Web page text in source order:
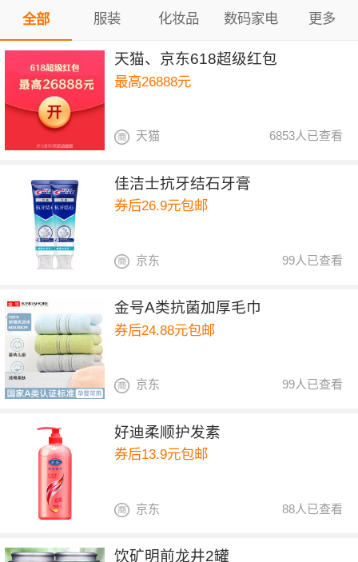
全部 服装 化妆品 数码家电 更多
天猫、京东618超级红包
最高26888元
6853人已查看
天猫
佳洁士抗牙结石牙膏
券后26.9元包邮
99人已查看
京东
金号A类抗菌加厚毛巾
券后24.88元包邮
99人已查看
京东
好迪柔顺护发素
券后13.9元包邮
88人已查看
京东
饮矿明前龙井2罐